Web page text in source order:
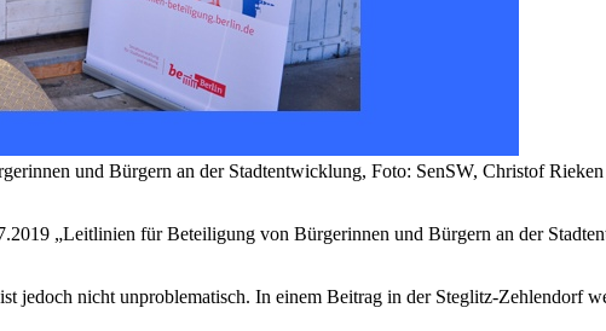
und Bürgern an der Stadtentwicklung, Foto: SenSW, Christof Rieken
„Leitlinien für Beteiligung von Bürgerinnen und Bürgern an der
nicht unproblematisch. In einem Beitrag in der Steglitz-Zehlendorf